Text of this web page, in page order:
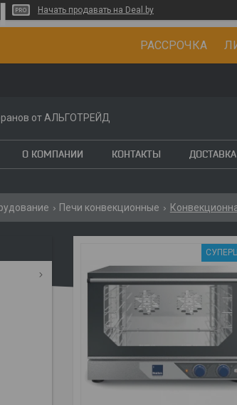
Начать продавать на Deal.by
РАССРОЧКА
от АЛЬГОТРЕЙД
О КОМПАНИИ КОНТАКТЫ
Печи конвекционные